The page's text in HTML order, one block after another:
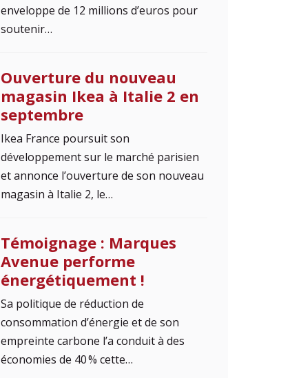
enveloppe de 12 millions d’euros pour
soutenir…
Ouverture du nouveau
magasin Ikea à Italie 2 en
septembre
Ikea France poursuit son
développement sur le marché parisien
et annonce l’ouverture de son nouveau
magasin à Italie 2, le…
Témoignage : Marques
Avenue performe
énergétiquement !
Sa politique de réduction de
consommation d’énergie et de son
empreinte carbone l’a conduit à des
économies de 40 % cette…